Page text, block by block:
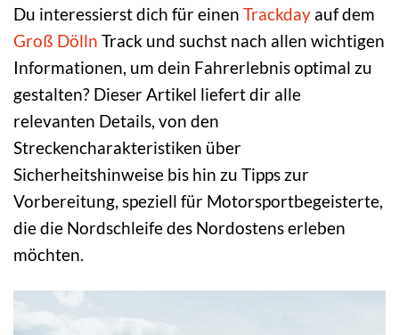
Du interessierst dich für einen Trackday auf dem
Groß Dölln Track und suchst nach allen wichtigen
Informationen, um dein Fahrerlebnis optimal zu
gestalten? Dieser Artikel liefert dir alle
relevanten Details, von den
Streckencharakteristiken über
Sicherheitshinweise bis hin zu Tipps zur
Vorbereitung, speziell für Motorsportbegeisterte,
die die Nordschleife des Nordostens erleben
möchten.